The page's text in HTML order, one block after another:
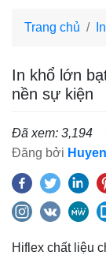
Trang chủ
In khổ lớn
nền sự kiện
Đã xem: 3,194
Đăng bởi
Hiflex chất liệu